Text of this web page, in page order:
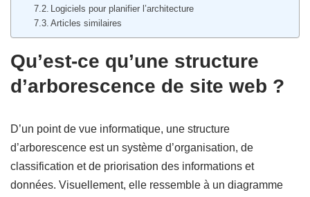
Logiciels pour planifier l’architecture
Articles similaires
Qu’est-ce qu’une structure
d’arborescence de site web ?
D’un point de vue informatique, une structure
d’arborescence est un système d’organisation, de
classification et de priorisation des informations et
données. Visuellement, elle ressemble à un diagramme